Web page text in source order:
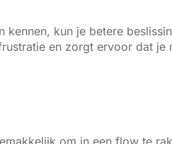
kennen, kun je betere
en zorgt ervoor dat je
om in een flow te